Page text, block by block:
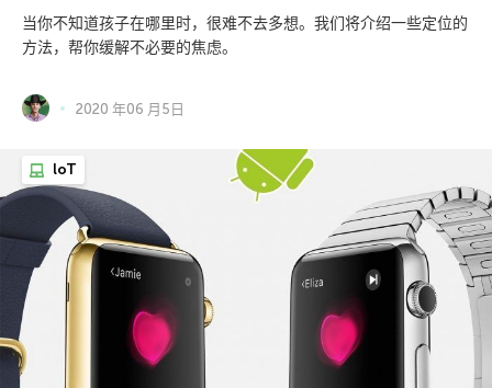
当你不知道孩子在哪里时，很难不去多想。我们将介绍一些定位的
方法，帮你缓解不必要的焦虑。
2020 年06 月5日
loT